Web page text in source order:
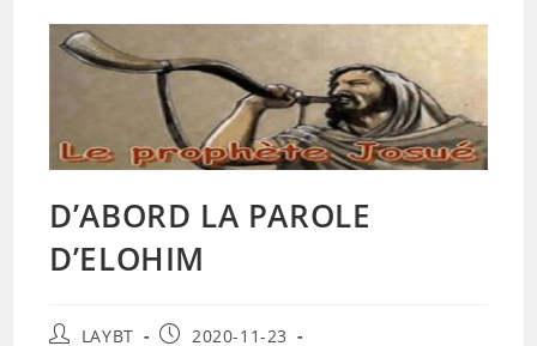
D’ABORD LA PAROLE
D’ELOHIM
Auteur/autrice
LAYBT
Publication
2020-11-23